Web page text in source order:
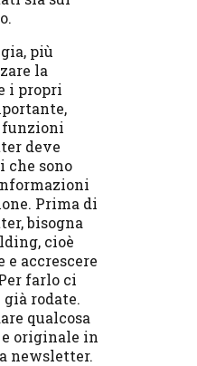
più
la
i propri
funzioni
deve
che sono
Prima di
bisogna
cioè
e accrescere
farlo ci
rodate.
qualcosa
originale in
newsletter.